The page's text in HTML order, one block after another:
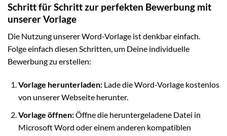
Schritt für Schritt zur perfekten Bewerbung mit
unserer Vorlage
Die Nutzung unserer Word-Vorlage ist denkbar einfach.
Folge einfach diesen Schritten, um Deine individuelle
Bewerbung zu erstellen:
Vorlage herunterladen:Lade die Word-Vorlage kostenlos
von unserer Webseite herunter.
Vorlage öffnen:Öffne die heruntergeladene Datei in
Microsoft Word oder einem anderen kompatiblen